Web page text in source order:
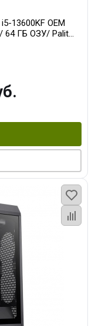
13600KF OEM
64 ГБ ОЗУ/ Palit
256bit 3xDP